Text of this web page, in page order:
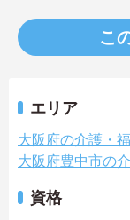
こ
エリア
大阪府の介護・
大阪府豊中市の
資格